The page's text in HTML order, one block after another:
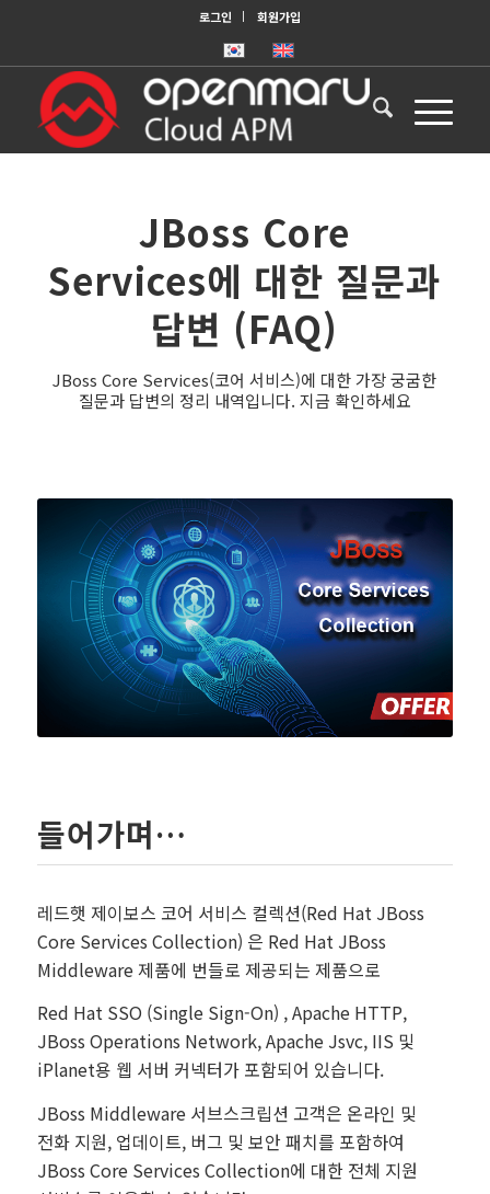
로그인 회원가입
JBoss Core
Services에 대한 질문과
답변 (FAQ)
JBoss Core Services(코어 서비스)에 대한 가장 궁굼한
질문과 답변의 정리 내역입니다. 지금 확인하세요
들어가며…
레드햇 제이보스 코어 서비스 컬렉션(Red Hat JBoss
Core Services Collection) 은 Red Hat JBoss
Middleware 제품에 번들로 제공되는 제품으로
Red Hat SSO (Single Sign-On) , Apache HTTP,
JBoss Operations Network, Apache Jsvc, IIS 및
iPlanet용 웹 서버 커넥터가 포함되어 있습니다.
JBoss Middleware 서브스크립션 고객은 온라인 및
전화 지원, 업데이트, 버그 및 보안 패치를 포함하여
JBoss Core Services Collection에 대한 전체 지원